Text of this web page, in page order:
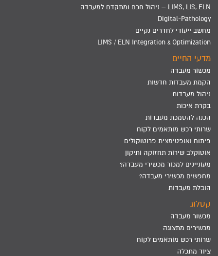
LIMS, LIS, ELN – ניהול חכם ומתקדם למעבדה
Digital-Pathology
מחשב ייעודי לחדרים נקיים
LIMS / ELN Integration & Optimization
מדעי החיים
מכשור מעבדה
הקמת מעבדות חדשות
ניהול מעבדות
בקרת איכות
הכנה להסמכת מעבדות
שרותי רכש מותאמים לקוח
פיתוח ואופטימצית פרוטוקולים
אוטוקלב שירות תחזוקה ותיקון
מעוניינים למכור מכשירי מעבדה?
מחפשים מכשירי מעבדה?
הובלת מעבדות
קטלוג
מכשור מעבדה
מכשירים מתצוגה
שרותי רכש מותאמים לקוח
ציוד מתכלה